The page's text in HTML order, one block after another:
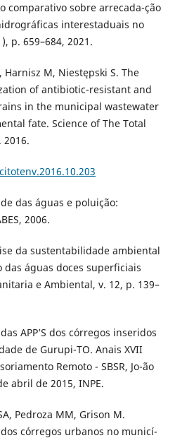
comparativo sobre arrecada-ção
interestaduais no
p. 659–684, 2021.
Harnisz M, Niestępski S. The
of antibiotic-resistant and
in the municipal wastewater
fate. Science of The Total
2016.
das águas e poluição:
2006.
da sustentabilidade ambiental
das águas doces superficiais
e Ambiental, v. 12, p. 139–
APP’S dos córregos inseridos
de Gurupi-TO. Anais XVII
Remoto - SBSR, Jo-ão
abril de 2015, INPE.
Pedroza MM, Grison M.
córregos urbanos no municí-